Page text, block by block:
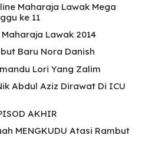
Maharaja Lawak Mega
ke 11
Lawak 2014
Baru Nora Danish
Lori Yang Zalim
Abdul Aziz Dirawat Di ICU
AKHIR
MENGKUDU Atasi Rambut